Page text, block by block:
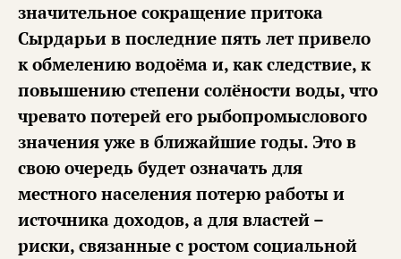
значительное сокращение притока
Сырдарьи в последние пять лет привело
к обмелению водоёма и, как следствие, к
повышению степени солёности воды, что
чревато потерей его рыбопромыслового
значения уже в ближайшие годы. Это в
свою очередь будет означать для
местного населения потерю работы и
источника доходов, а для властей –
риски, связанные с ростом социальной